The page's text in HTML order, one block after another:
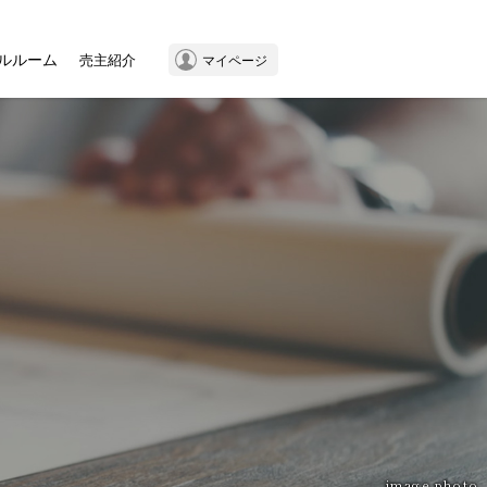
ルーム 売主紹介 マイページ